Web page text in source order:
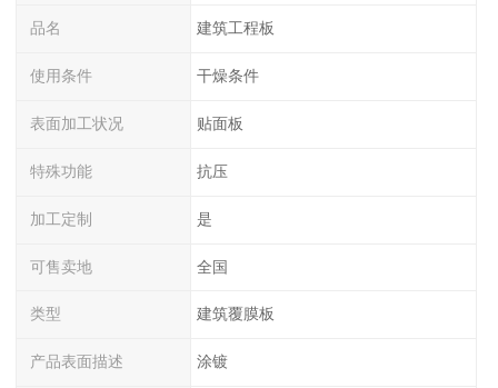
品名 建筑工程板
使用条件 干燥条件
表面加工状况 贴面板
特殊功能 抗压
加工定制 是
可售卖地 全国
类型 建筑覆膜板
产品表面描述 涂镀